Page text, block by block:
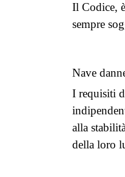
Il Codice,
sempre
Nave
I requisiti
alla
della loro